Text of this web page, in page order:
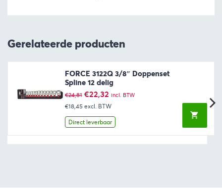
Gerelateerde producten
FORCE 3122Q 3/8″ Doppenset
Spline 12 delig
€24,81 Oorspronkelijke
prijs
was:
€24,81.
€22,32Huidige
prijs
is:
€22,32.
incl. BTW
€18,45 excl. BTW
Direct leverbaar